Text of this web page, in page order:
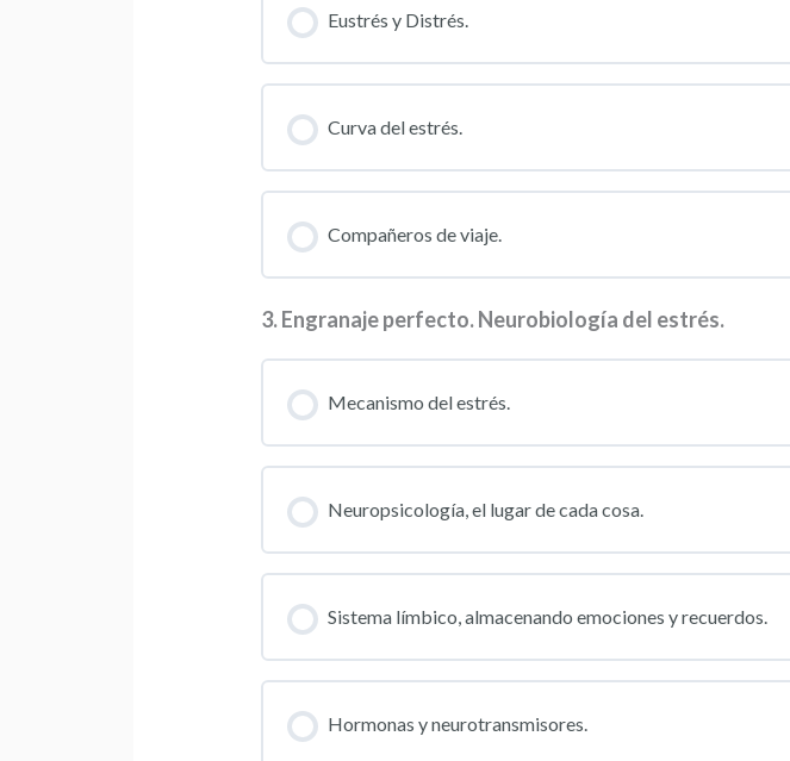
Eustrés y Distrés.
Curva del estrés.
Compañeros de viaje.
3. Engranaje perfecto. Neurobiología del estrés.
Mecanismo del estrés.
Neuropsicología, el lugar de cada cosa.
Sistema límbico, almacenando emociones y recuerdos.
Hormonas y neurotransmisores.